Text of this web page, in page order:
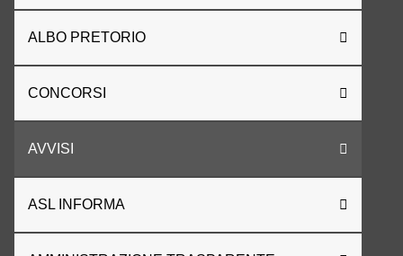
ALBO PRETORIO
CONCORSI
AVVISI
ASL INFORMA